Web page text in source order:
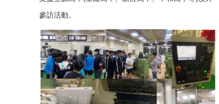
參訪活動。